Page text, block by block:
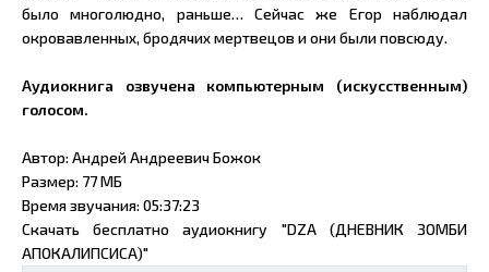
было многолюдно, раньше… Сейчас же Егор наблюдал
окровавленных, бродячих мертвецов и они были повсюду.
Аудиокнига озвучена компьютерным (искусственным)
голосом.
Автор: Андрей Андреевич Божок
Размер: 77 МБ
Время звучания: 05:37:23
Скачать бесплатно аудиокнигу "DZA (ДНЕВНИК ЗОМБИ
АПОКАЛИПСИСА)"